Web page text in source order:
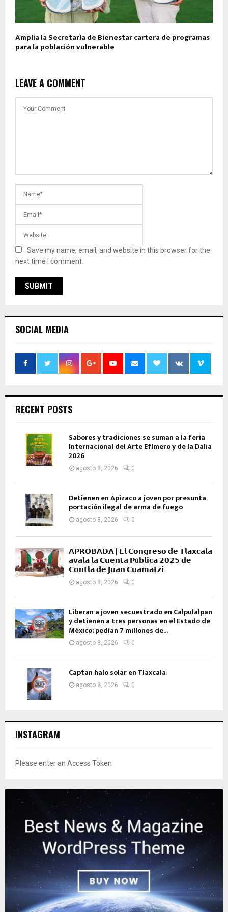
Amplia la Secretaría de Bienestar cartera de programas
para la población vulnerable
LEAVE A COMMENT
Save my name, email, and website in this browser for the
next time I comment.
SOCIAL MEDIA
RECENT POSTS
Sabores y tradiciones se suman a la feria
Internacional del Arte Efímero y de la Dalia
2026
agosto 8, 2026 0
Detienen en Apizaco a joven por presunta
portación ilegal de arma de fuego
agosto 8, 2026 0
𝗔𝗣𝗥𝗢𝗕𝗔𝗗𝗔 | 𝗘𝗹 𝗖𝗼𝗻𝗴𝗿𝗲𝘀𝗼 𝗱𝗲 𝗧𝗹𝗮𝘅𝗰𝗮𝗹𝗮
𝗮𝘃𝗮𝗹𝗮 𝗹𝗮 𝗖𝘂𝗲𝗻𝘁𝗮 𝗣ú𝗯𝗹𝗶𝗰𝗮 𝟮𝟬𝟮𝟱 𝗱𝗲
𝗖𝗼𝗻𝘁𝗹𝗮 𝗱𝗲 𝗝𝘂𝗮𝗻 𝗖𝘂𝗮𝗺𝗮𝘁𝘇𝗶
agosto 8, 2026 0
Liberan a joven secuestrado en Calpulalpan
y detienen a tres personas en el Estado de
México; pedían 7 millones de...
agosto 8, 2026 0
Captan halo solar en Tlaxcala
agosto 8, 2026 0
INSTAGRAM
Please enter an Access Token